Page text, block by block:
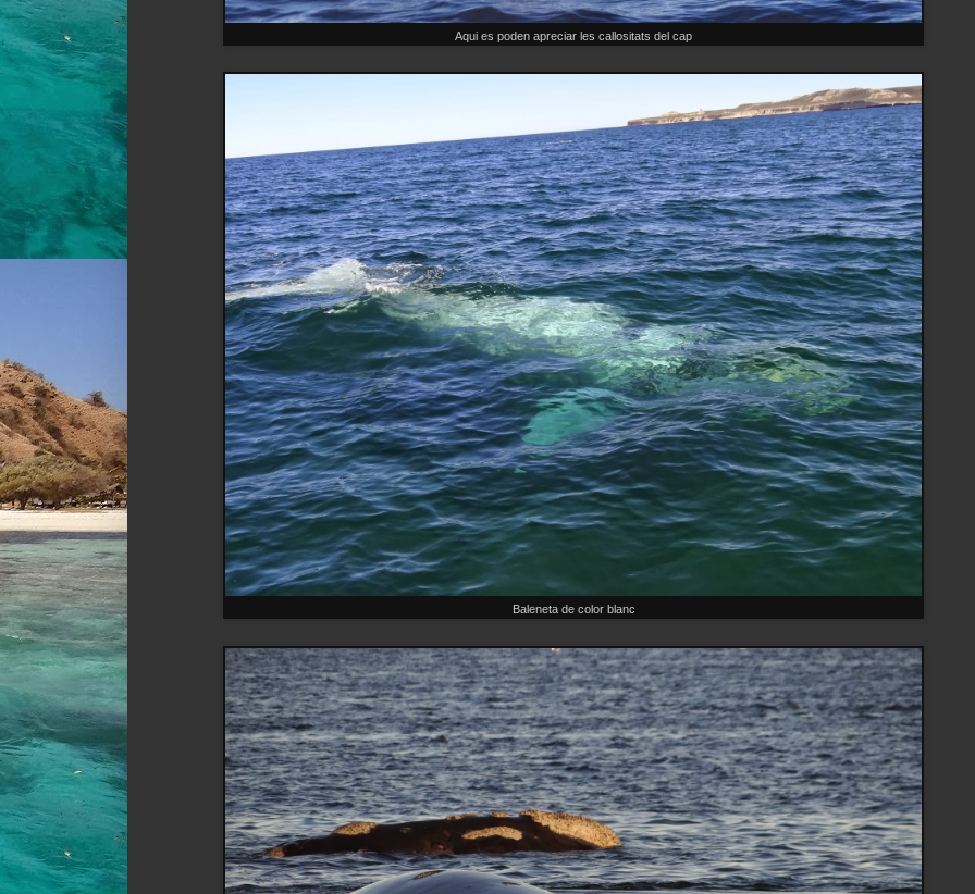
Aqui es poden apreciar les callositats del cap
Baleneta de color blanc